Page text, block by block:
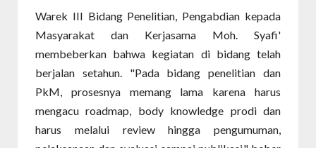
Warek III Bidang Penelitian, Pengabdian kepada
Masyarakat dan Kerjasama Moh. Syafi'
membeberkan bahwa kegiatan di bidang telah
berjalan setahun. "Pada bidang penelitian dan
PkM, prosesnya memang lama karena harus
mengacu roadmap, body knowledge prodi dan
harus melalui review hingga pengumuman,